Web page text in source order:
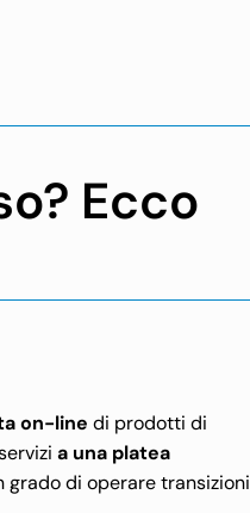
Ecco
on-linedi prodotti di
a una platea
grado di operare transizioni